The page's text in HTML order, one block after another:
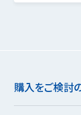
購入をご検討